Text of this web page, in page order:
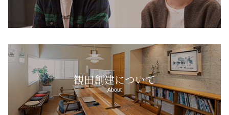
観田創建について
About